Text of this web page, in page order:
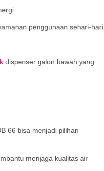
penggunaan sehari-
dispenser galon bawah yang
66 bisa menjadi pilihan
menjaga kualitas air